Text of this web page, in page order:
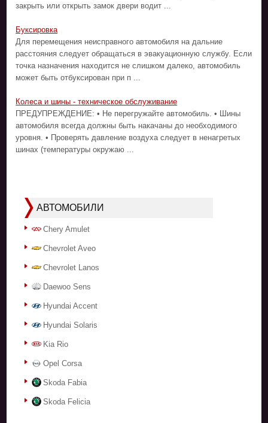
закрыть или открыть замок двери водит ...
Буксировка
Для перемещения неисправного автомобиля на дальние
расстояния следует обращаться в эвакуационную службу. Если
точка назначения находится не слишком далеко, автомобиль
может быть отбуксирован при п ...
Колеса и шины - техническое обслуживание
ПРЕДУПРЕЖДЕНИЕ: • Не перегружайте автомобиль. • Шины
автомобиля всегда должны быть накачаны до необходимого
уровня. • Проверять давление воздуха следует в ненагретых
шинах (температуры окружаю ...
АВТОМОБИЛИ
Chery Amulet
Chevrolet Aveo
Chevrolet Lanos
Daewoo Sens
Hyundai Accent
Hyundai Solaris
Kia Rio
Opel Corsa
Skoda Fabia
Skoda Felicia